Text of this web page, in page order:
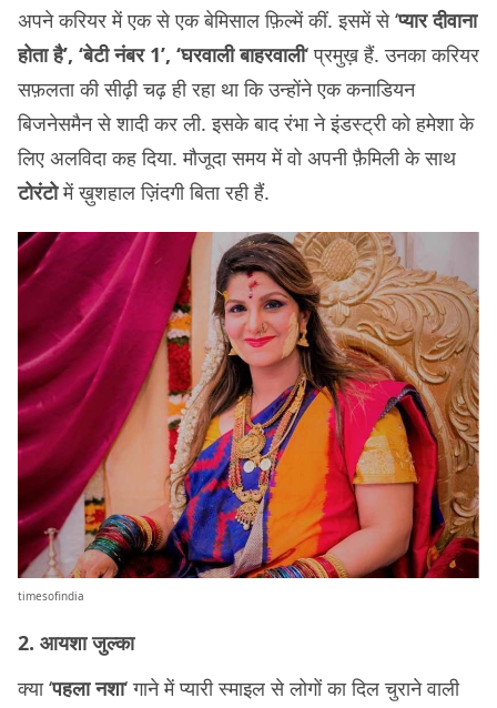
अपने करियर में एक से एक बेमिसाल फ़िल्में कीं. इसमें से ‘प्यार दीवाना
होता है’, ‘बेटी नंबर 1’, ‘घरवाली बाहरवाली‘ प्रमुख़ हैं. उनका करियर
सफ़लता की सीढ़ी चढ़ ही रहा था कि उन्होंने एक कनाडियन
बिजनेसमैन से शादी कर ली. इसके बाद रंभा ने इंडस्ट्री को हमेशा के
लिए अलविदा कह दिया. मौजूदा समय में वो अपनी फ़ैमिली के साथ
टोरंटोमें ख़ुशहाल ज़िंदगी बिता रही हैं.
timesofindia
2. आयशा जुल्का
क्या ‘पहला नशा‘ गाने में प्यारी स्माइल से लोगों का दिल चुराने वाली